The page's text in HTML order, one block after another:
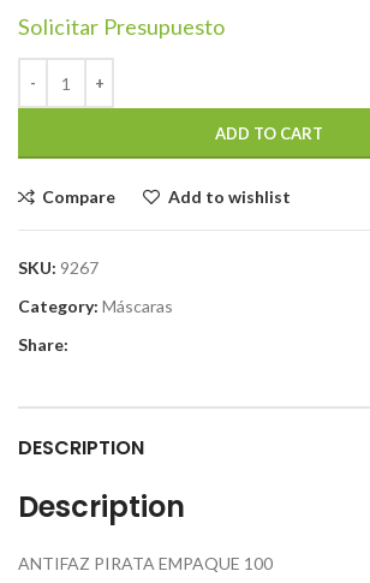
Solicitar Presupuesto
ADD TO CART
Compare Add to wishlist
SKU: 9267
Category: Máscaras
Share:
DESCRIPTION
Description
ANTIFAZ PIRATA EMPAQUE 100